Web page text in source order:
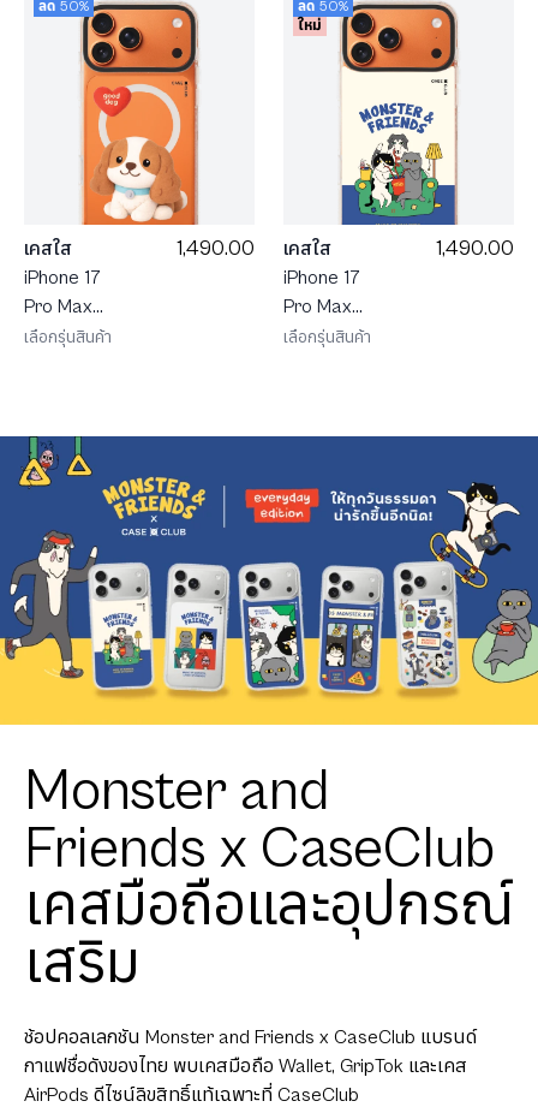
ลด 50%
เคสใส
iPhone 17
Pro Max
MagSafe
1,490.00
เลือกรุ่นสินค้า
ลด 50%
ใหม่
เคสใส
iPhone 17
Pro Max
MagSafe
1,490.00
เลือกรุ่นสินค้า
Monster and
Friends x CaseClub
เคสมือถือและอุปกรณ์
เสริม
ช้อปคอลเลกชัน Monster and Friends x CaseClub แบรนด์
กาแฟชื่อดังของไทย พบเคสมือถือ Wallet, GripTok และเคส
AirPods ดีไซน์ลิขสิทธิ์แท้เฉพาะที่ CaseClub